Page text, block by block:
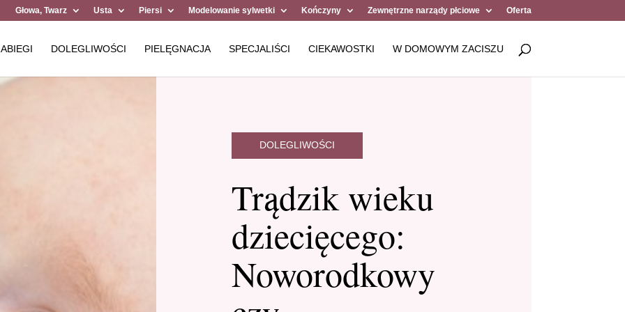
Głowa, Twarz Usta Piersi Modelowanie sylwetki Kończyny Zewnętrzne narządy płciowe Oferta
DOLEGLIWOŚCI PIELĘGNACJA SPECJALIŚCI CIEKAWOSTKI W DOMOWYM ZACISZU
DOLEGLIWOŚCI
Trądzik wieku
dziecięcego:
Noworodkowy